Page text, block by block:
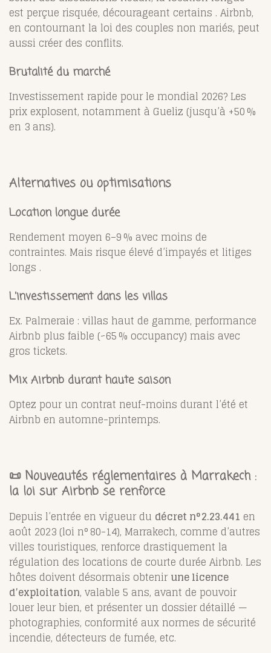
est perçue risquée, décourageant certains . Airbnb,
en contournant la loi des couples non mariés, peut
aussi créer des conflits.
Brutalité du marché
Investissement rapide pour le mondial 2026? Les
prix explosent, notamment à Gueliz (jusqu’à +50 %
en 3 ans).
Alternatives ou optimisations
Location longue durée
Rendement moyen 6–9 % avec moins de
contraintes. Mais risque élevé d’impayés et litiges
longs .
L’investissement dans les villas
Ex. Palmeraie : villas haut de gamme, performance
Airbnb plus faible (~65 % occupancy) mais avec
gros tickets.
Mix Airbnb durant haute saison
Optez pour un contrat neuf-moins durant l’été et
Airbnb en automne-printemps.
📜 Nouveautés réglementaires à Marrakech :
la loi sur Airbnb se renforce
Depuis l’entrée en vigueur du décret n° 2.23.441 en
août 2023 (loi n° 80-14), Marrakech, comme d’autres
villes touristiques, renforce drastiquement la
régulation des locations de courte durée Airbnb. Les
hôtes doivent désormais obtenirune licence
d’exploitation, valable 5 ans, avant de pouvoir
louer leur bien, et présenter un dossier détaillé —
photographies, conformité aux normes de sécurité
incendie, détecteurs de fumée, etc.